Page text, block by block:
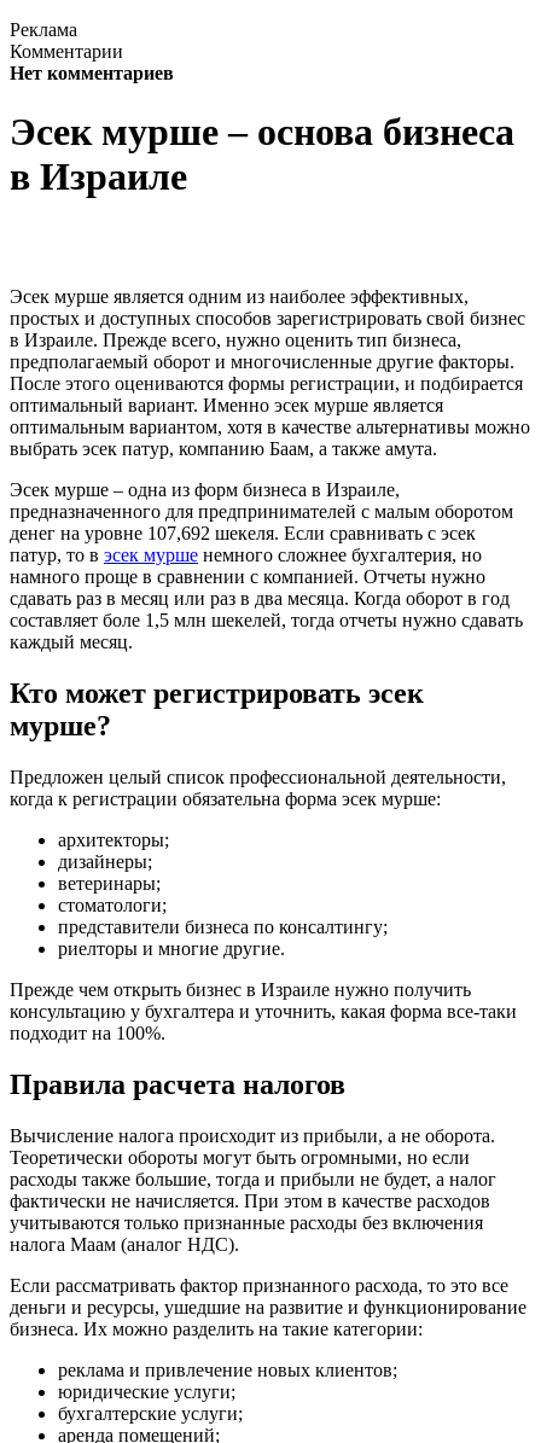
Реклама
Комментарии
Нет комментариев
Эсек мурше – основа бизнеса
в Израиле
Эсек мурше является одним из наиболее эффективных,
простых и доступных способов зарегистрировать свой бизнес
в Израиле. Прежде всего, нужно оценить тип бизнеса,
предполагаемый оборот и многочисленные другие факторы.
После этого оцениваются формы регистрации, и подбирается
оптимальный вариант. Именно эсек мурше является
оптимальным вариантом, хотя в качестве альтернативы можно
выбрать эсек патур, компанию Баам, а также амута.
Эсек мурше – одна из форм бизнеса в Израиле,
предназначенного для предпринимателей с малым оборотом
денег на уровне 107,692 шекеля. Если сравнивать с эсек
патур, то в эсек мурше немного сложнее бухгалтерия, но
намного проще в сравнении с компанией. Отчеты нужно
сдавать раз в месяц или раз в два месяца. Когда оборот в год
составляет боле 1,5 млн шекелей, тогда отчеты нужно сдавать
каждый месяц.
Кто может регистрировать эсек
мурше?
Предложен целый список профессиональной деятельности,
когда к регистрации обязательна форма эсек мурше:
архитекторы;
дизайнеры;
ветеринары;
стоматологи;
представители бизнеса по консалтингу;
риелторы и многие другие.
Прежде чем открыть бизнес в Израиле нужно получить
консультацию у бухгалтера и уточнить, какая форма все-таки
подходит на 100%.
Правила расчета налогов
Вычисление налога происходит из прибыли, а не оборота.
Теоретически обороты могут быть огромными, но если
расходы также большие, тогда и прибыли не будет, а налог
фактически не начисляется. При этом в качестве расходов
учитываются только признанные расходы без включения
налога Маам (аналог НДС).
Если рассматривать фактор признанного расхода, то это все
деньги и ресурсы, ушедшие на развитие и функционирование
бизнеса. Их можно разделить на такие категории:
реклама и привлечение новых клиентов;
юридические услуги;
бухгалтерские услуги;
аренда помещений;